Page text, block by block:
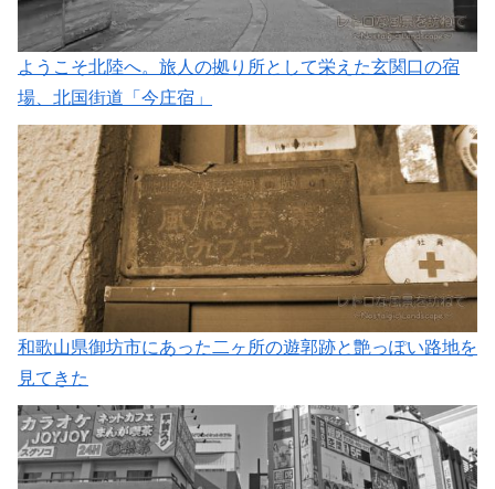
ようこそ北陸へ。旅人の拠り所として栄えた玄関口の宿
場、北国街道「今庄宿」
和歌山県御坊市にあった二ヶ所の遊郭跡と艶っぽい路地を
見てきた